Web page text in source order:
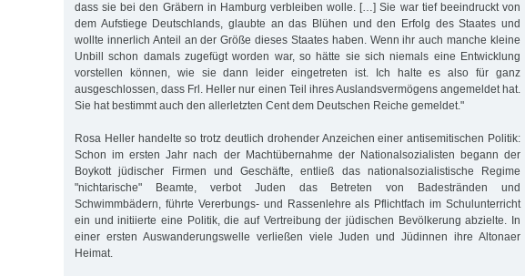
dass sie bei den Gräbern in Hamburg verbleiben wolle. […] Sie war tief beeindruckt von
dem Aufstiege Deutschlands, glaubte an das Blühen und den Erfolg des Staates und
wollte innerlich Anteil an der Größe dieses Staates haben. Wenn ihr auch manche kleine
Unbill schon damals zugefügt worden war, so hätte sie sich niemals eine Entwicklung
vorstellen können, wie sie dann leider eingetreten ist. Ich halte es also für ganz
ausgeschlossen, dass Frl. Heller nur einen Teil ihres Auslandsvermögens angemeldet hat.
Sie hat bestimmt auch den allerletzten Cent dem Deutschen Reiche gemeldet."
Rosa Heller handelte so trotz deutlich drohender Anzeichen einer antisemitischen Politik:
Schon im ersten Jahr nach der Machtübernahme der Nationalsozialisten begann der
Boykott jüdischer Firmen und Geschäfte, entließ das nationalsozialistische Regime
"nichtarische" Beamte, verbot Juden das Betreten von Badestränden und
Schwimmbädern, führte Vererbungs- und Rassenlehre als Pflichtfach im Schulunterricht
ein und initiierte eine Politik, die auf Vertreibung der jüdischen Bevölkerung abzielte. In
einer ersten Auswanderungswelle verließen viele Juden und Jüdinnen ihre Altonaer
Heimat.